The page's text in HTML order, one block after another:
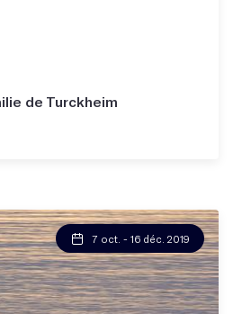
de Turckheim
7 oct. - 16 déc. 2019